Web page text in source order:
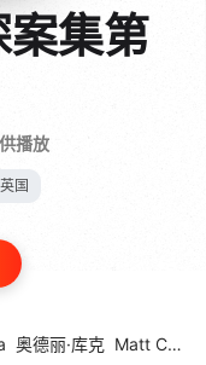
案集第
播放
英国
奥德丽·库克 Matt Carter